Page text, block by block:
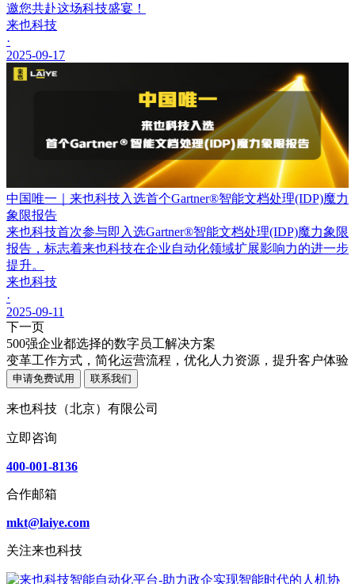
邀您共赴这场科技盛宴！
来也科技
·
2025-09-17
中国唯一｜来也科技入选首个Gartner®智能文档处理(IDP)魔力
象限报告
来也科技首次参与即入选Gartner®智能文档处理(IDP)魔力象限
报告，标志着来也科技在企业自动化领域扩展影响力的进一步
提升。
来也科技
·
2025-09-11
下一页
500强企业都选择的数字员工解决方案
变革工作方式，简化运营流程，优化人力资源，提升客户体验
申请免费试用 联系我们
来也科技（北京）有限公司
立即咨询
400-001-8136
合作邮箱
mkt@laiye.com
关注来也科技